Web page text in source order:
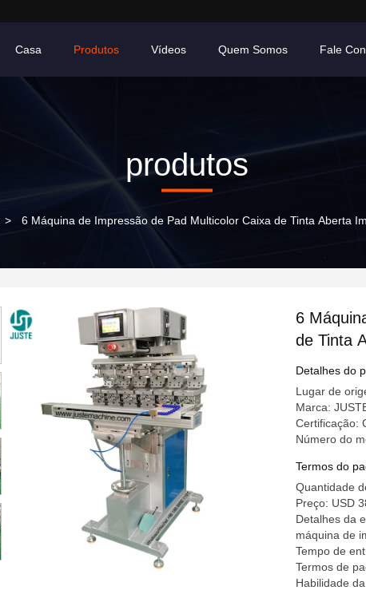
Casa Produtos Vídeos Quem Somos Fale
produtos
> 6 Máquina de Impressão de Pad Multicolor Caixa de Tinta Aberta
6
de Tinta
Cerâmico
Detalhes do
Lugar de
Marca:
Certificação:
Número do
Termos do
Quantidade
Preço: USD
Detalhes da
máquina de
Tempo de
Termos de
Habilidade